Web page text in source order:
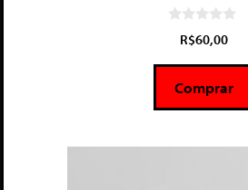
5
R$60,00
Comprar